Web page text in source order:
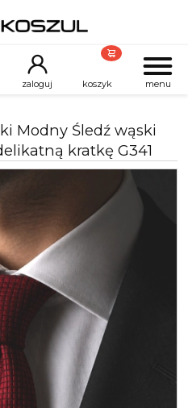
menu
zaloguj koszyk
Modny Śledź wąski
kratkę G341